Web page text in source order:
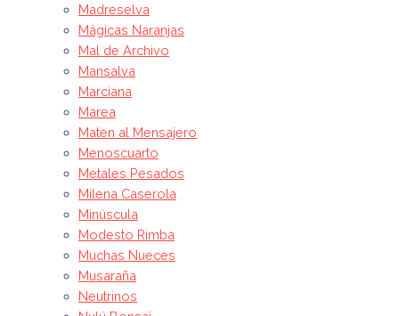
Madreselva
Mágicas Naranjas
Mal de Archivo
Mansalva
Marciana
Marea
Maten al Mensajero
Menoscuarto
Metales Pesados
Milena Caserola
Minúscula
Modesto Rimba
Muchas Nueces
Musaraña
Neutrinos